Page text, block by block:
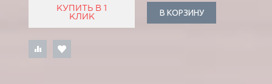
КУПИТЬ В 1
КЛИК
В КОРЗИНУ